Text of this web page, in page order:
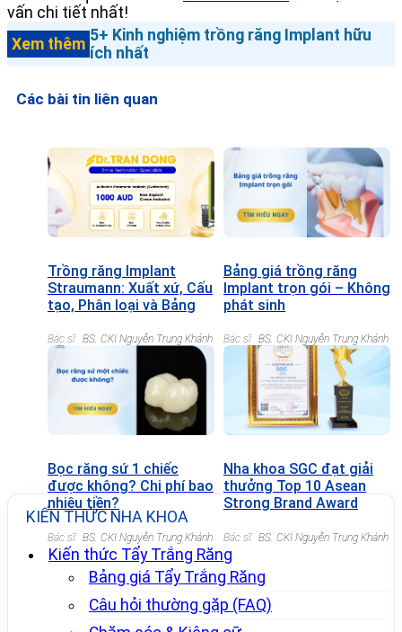
vấn chi tiết nhất!
Xem thêm 5+ Kinh nghiệm trồng răng Implant hữu
ích nhất
Các bài tin liên quan
Trồng răng Implant
Straumann: Xuất xứ, Cấu
tạo, Phân loại và Bảng
Bác sĩ: BS. CKI Nguyễn Trung Khánh
Bảng giá trồng răng
Implant trọn gói – Không
phát sinh
Bác sĩ: BS. CKI Nguyễn Trung Khánh
Bọc răng sứ 1 chiếc
được không? Chi phí bao
nhiêu tiền?
Bác sĩ: BS. CKI Nguyễn Trung Khánh
Nha khoa SGC đạt giải
thưởng Top 10 Asean
Strong Brand Award
Bác sĩ: BS. CKI Nguyễn Trung Khánh
KIẾN THỨC NHA KHOA
Kiến thức Tẩy Trắng Răng
Bảng giá Tẩy Trắng Răng
Câu hỏi thường gặp (FAQ)